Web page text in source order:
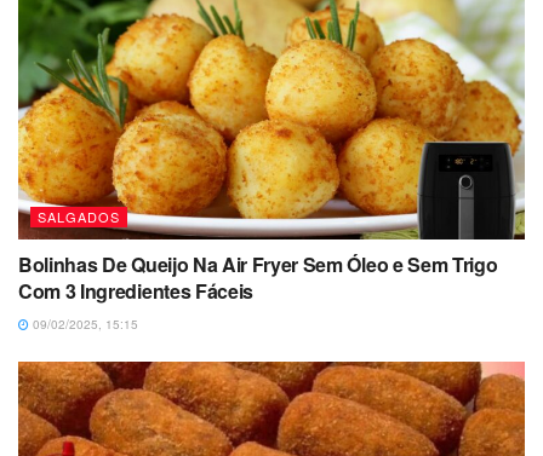
SALGADOS
Bolinhas De Queijo Na Air Fryer Sem Óleo e Sem Trigo
Com 3 Ingredientes Fáceis
09/02/2025, 15:15